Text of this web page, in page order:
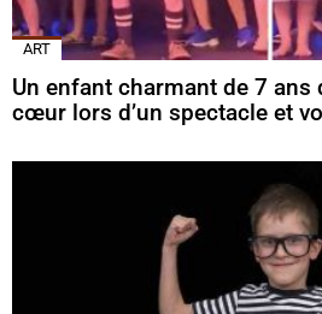
ART
Un enfant charmant de 7 ans
cœur lors d’un spectacle et